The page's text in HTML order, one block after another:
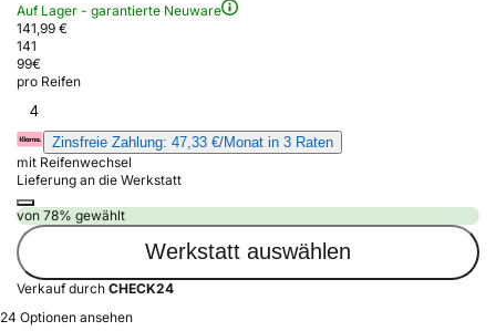
Auf Lager - garantierte Neuware
141,99 €
141
99€
pro Reifen
4
Zinsfreie Zahlung: 47,33 €/Monat in 3 Raten
mit Reifenwechsel
Lieferung an die Werkstatt
von 78% gewählt
Werkstatt auswählen
Verkauf durch CHECK24
24 Optionen ansehen